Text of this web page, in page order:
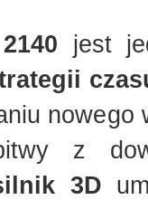
jest
nowego
z
3D